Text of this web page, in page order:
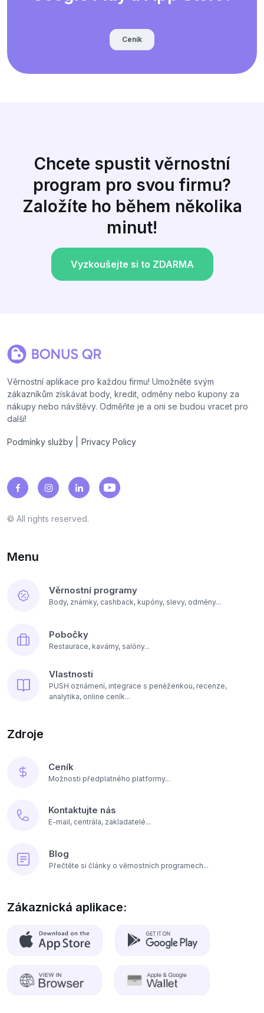
Ceník
Chcete spustit věrnostní
program pro svou firmu?
Založíte ho během několika
minut!
Vyzkoušejte si to ZDARMA
Věrnostní aplikace pro každou firmu! Umožněte svým
zákazníkům získávat body, kredit, odměny nebo kupony za
nákupy nebo návštěvy. Odměňte je a oni se budou vracet pro
další!
Podmínky služby Privacy Policy
© All rights reserved.
Menu
Věrnostní programy
Body, známky, cashback, kupóny, slevy, odměny...
Pobočky
Restaurace, kavárny, salóny...
Vlastnosti
PUSH oznámení, integrace s peněženkou, recenze,
analytika, online ceník...
Zdroje
Ceník
Možnosti předplatného platformy...
Kontaktujte nás
E-mail, centrála, zakladatelé...
Blog
Přečtěte si články o věrnostních programech...
Zákaznická aplikace: